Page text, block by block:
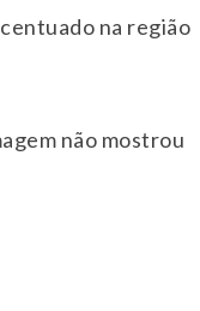
na região
não mostrou